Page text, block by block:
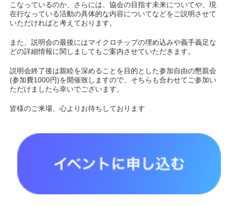
こなっているのか、さらには、協会の目指す未来についてや、現
在行なっている活動の具体的な内容についてなどをご説明させて
いただければと考えております。
また、説明会の最後にはマイクロチップの埋め込みや義手義足な
どの詳細情報に関しましてもご案内させていただきます。
説明会終了後は親睦を深めることを目的とした参加自由の懇親会
(参加費1000円)を開催致しますので、そちらも合わせてご参加い
ただけましたら幸いでございます。
皆様のご来場、心よりお待ちしております